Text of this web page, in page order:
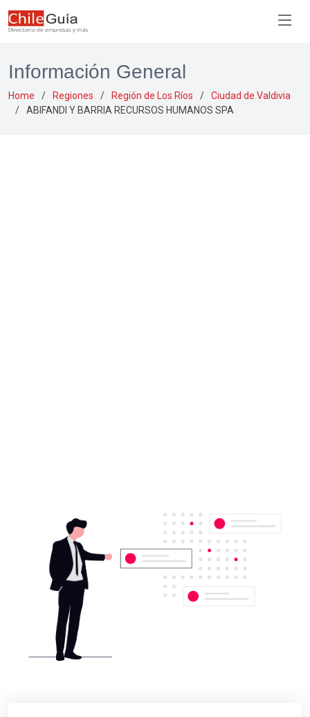
Información General
Home Regiones Región de Los Ríos
Ciudad de Valdivia
ABIFANDI Y BARRIA RECURSOS HUMANOS SPA